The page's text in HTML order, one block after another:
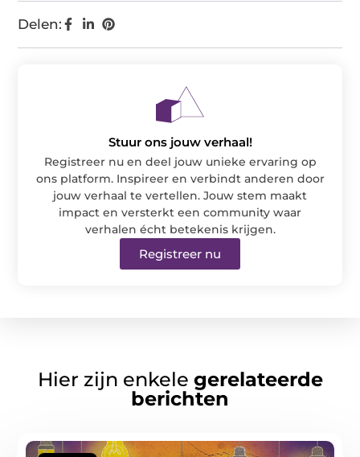
Delen:
Stuur ons jouw verhaal!
Registreer nu en deel jouw unieke ervaring op
ons platform. Inspireer en verbindt anderen door
jouw verhaal te vertellen. Jouw stem maakt
impact en versterkt een community waar
verhalen écht betekenis krijgen.
Registreer nu
Hier zijn enkele gerelateerde
berichten